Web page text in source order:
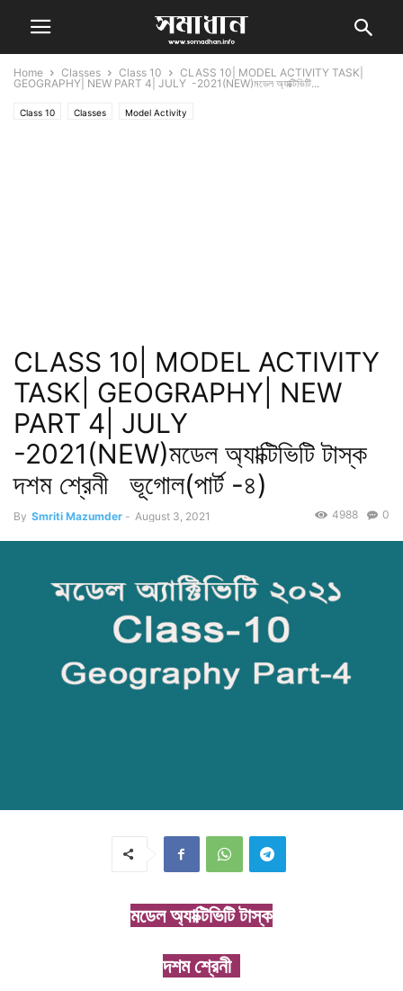
Home Classes Class 10
CLASS 10| MODEL ACTIVITY TASK|
GEOGRAPHY| NEW PART 4| JULY -2021(NEW)মডেল অ্যাক্টিভিটি...
Class 10 Classes Model Activity
CLASS 10| MODEL ACTIVITY
TASK| GEOGRAPHY| NEW
PART 4| JULY
-2021(NEW)মডেল অ্যাক্টিভিটি টাস্ক
দশম শ্রেনী ভূগোল(পার্ট -৪)
By Smriti Mazumder - August 3, 2021 0
4988
মডেলঅ্যাক্টিভিটিটাস্ক
দশমশ্রেনী